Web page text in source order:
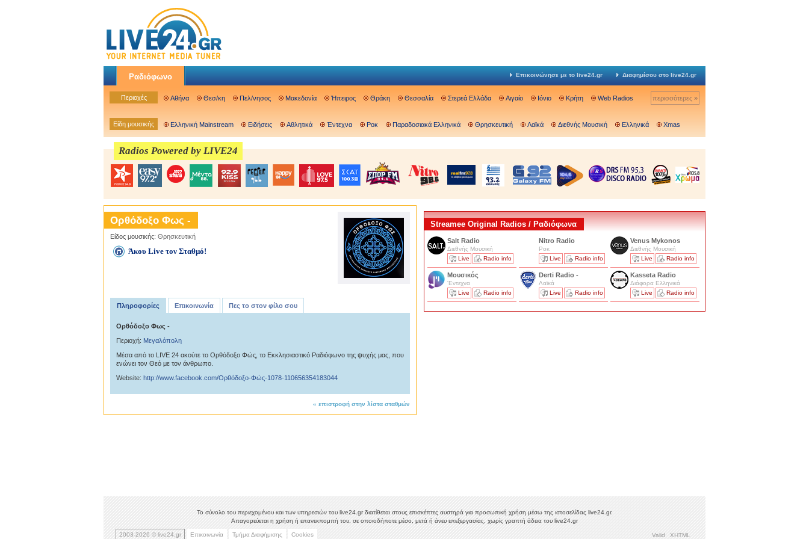
Ραδιόφωνο Επικοινώνησε με το live24.gr Διαφημίσου στο live24.gr
Περιοχές Αθήνα Θεσ/κη Πελ/νησος Μακεδονία Ήπειρος Θράκη Θεσσαλία Στερεά Ελλάδα Αιγαίο Ιόνιο Κρήτη Web Radios περισσότερες »
Είδη μουσικής Ελληνική Mainstream Ειδήσεις Αθλητικά Έντεχνα Ροκ Παραδοσιακά Ελληνικά Θρησκευτική Λαϊκά Διεθνής Μουσική Ελληνικά Xmas
Radios Powered by LIVE24
Ορθόδοξο Φως -
Είδος μουσικής: Θρησκευτική
Άκου Live τον Σταθμό!
Πληροφορίες Επικοινωνία Πες το στον φίλο σου
Ορθόδοξο Φως -
Περιοχή: Μεγαλόπολη
Μέσα από το LIVE 24 ακούτε το Ορθόδοξο Φώς, το Εκκλησιαστικό Ραδιόφωνο της ψυχής μας, που
ενώνει τον Θεό με τον άνθρωπο.
Website: http://www.facebook.com/Ορθόδοξο-Φώς-1078-110656354183044
« επιστροφή στην λίστα σταθμών
Streamee Original Radios / Ραδιόφωνα
Salt Radio
Διεθνής Μουσική
Live
Radio info
Nitro Radio
Ροκ
Live
Radio info
Venus Mykonos
Διεθνής Μουσική
Live
Radio info
Μουσικός
'Εντεχνα
Live
Radio info
Derti Radio -
Λαϊκά
Live
Radio info
Kasseta Radio
Διάφορα Ελληνικά
Live
Radio info
Το σύνολο του περιεχομένου και των υπηρεσιών του live24.gr διατίθεται στους επισκέπτες αυστηρά για προσωπική χρήση μέσω της ιστοσελίδας live24.gr.
Απαγορεύεται η χρήση ή επανεκπομπή του, σε οποιοδήποτε μέσο, μετά ή άνευ επεξεργασίας, χωρίς γραπτή άδεια του live24.gr
2003-2026 © live24.gr Επικοινωνία Τμήμα Διαφήμισης Cookies Valid XHTML